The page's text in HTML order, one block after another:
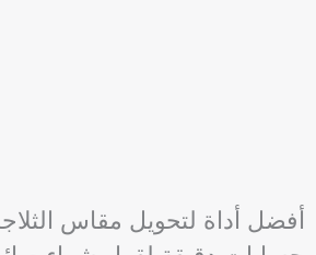
أفضل أداة لتحويل مقاس